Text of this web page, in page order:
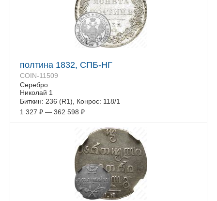
полтина 1832, СПБ-НГ
COIN-11509
Серебро
Николай 1
Биткин: 236 (R1), Конрос: 118/1
1 327 ₽ — 362 598 ₽